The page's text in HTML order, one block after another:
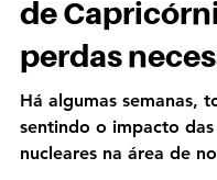
Plutão no
de
perdas